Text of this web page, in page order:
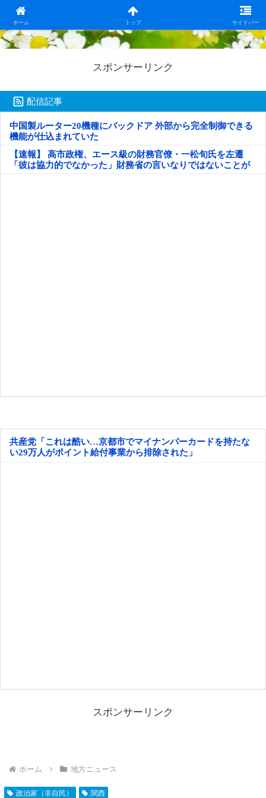
ホーム トップ サイドバー
日本第一！ニュース録
スポンサーリンク
配信記事
中国製ルーター20機種にバックドア 外部から完全制御できる
機能が仕込まれていた
【速報】 高市政権、エース級の財務官僚・一松旬氏を左遷
「彼は協力的でなかった」財務省の言いなりではないことが
判明
共産党「これは酷い…京都市でマイナンバーカードを持たな
い29万人がポイント給付事業から排除された」
スポンサーリンク
ホーム 地方ニュース
政治家（非自民） 関西